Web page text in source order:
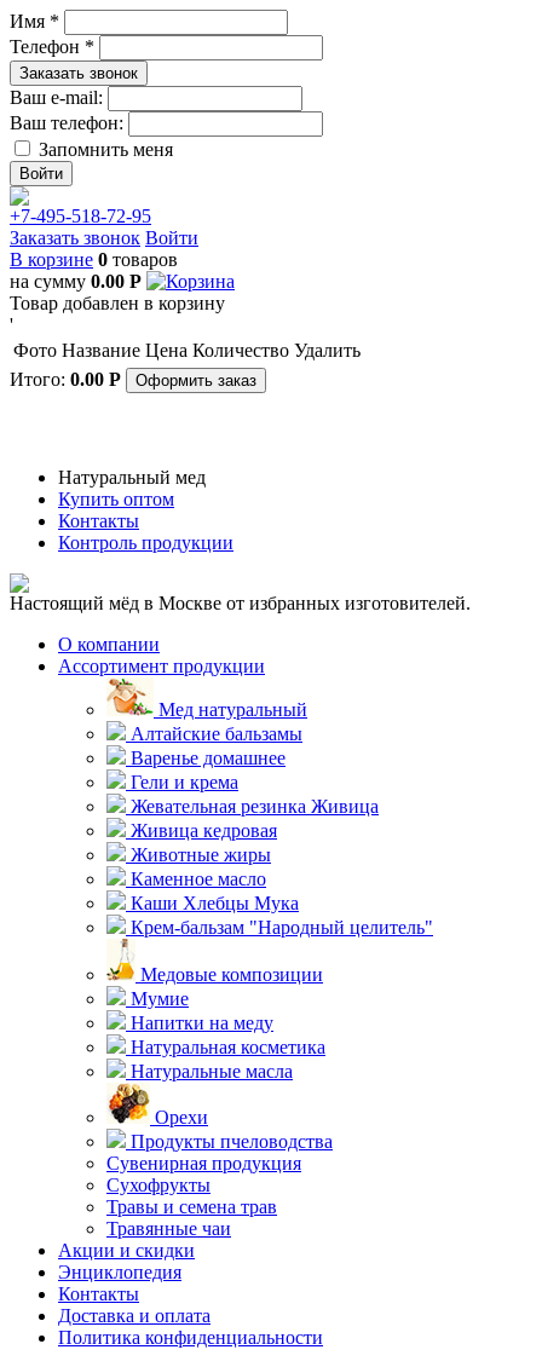
Имя *
Телефон *
Заказать звонок
Ваш e-mail:
Ваш телефон:
Запомнить меня
+7-495-518-72-95
Заказать звонок Войти
В корзине 0 товаров
на сумму 0.00 Р
Товар добавлен в корзину
'
Фото Название Цена Количество Удалить
Итого: 0.00 Р Оформить заказ
Натуральный мед
Купить оптом
Контакты
Контроль продукции
Настоящий мёд в Москве от избранных изготовителей.
О компании
Ассортимент продукции
Мед натуральный
Алтайские бальзамы
Варенье домашнее
Гели и крема
Жевательная резинка Живица
Живица кедровая
Животные жиры
Каменное масло
Каши Хлебцы Мука
Крем-бальзам "Народный целитель"
Медовые композиции
Мумие
Напитки на меду
Натуральная косметика
Натуральные масла
Орехи
Продукты пчеловодства
Сувенирная продукция
Сухофрукты
Травы и семена трав
Травянные чаи
Акции и скидки
Энциклопедия
Контакты
Доставка и оплата
Политика конфиденциальности